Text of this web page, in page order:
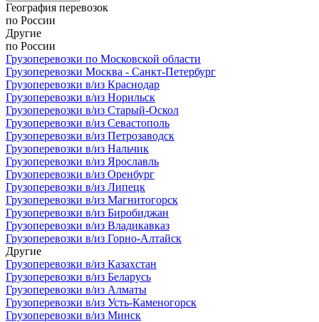
География перевозок
по России
Другие
по России
Грузоперевозки по Московской области
Грузоперевозки Москва - Санкт-Петербург
Грузоперевозки в/из Краснодар
Грузоперевозки в/из Норильск
Грузоперевозки в/из Старый-Оскол
Грузоперевозки в/из Севастополь
Грузоперевозки в/из Петрозаводск
Грузоперевозки в/из Нальчик
Грузоперевозки в/из Ярославль
Грузоперевозки в/из Оренбург
Грузоперевозки в/из Липецк
Грузоперевозки в/из Магнитогорск
Грузоперевозки в/из Биробиджан
Грузоперевозки в/из Владикавказ
Грузоперевозки в/из Горно-Алтайск
Другие
Грузоперевозки в/из Казахстан
Грузоперевозки в/из Беларусь
Грузоперевозки в/из Алматы
Грузоперевозки в/из Усть-Каменогорск
Грузоперевозки в/из Минск